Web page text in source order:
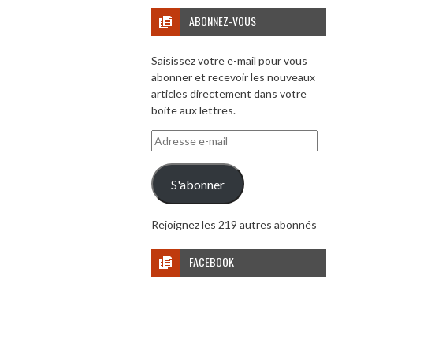
ABONNEZ-VOUS
Saisissez votre e-mail pour vous
abonner et recevoir les nouveaux
articles directement dans votre
boite aux lettres.
Adresse
e-
mail
S'abonner
Rejoignez les 219 autres abonnés
FACEBOOK